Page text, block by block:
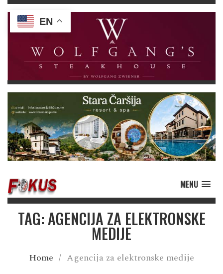
MENU
TAG: AGENCIJA ZA ELEKTRONSKE
MEDIJE
Home / Agencija za elektronske medije
EN